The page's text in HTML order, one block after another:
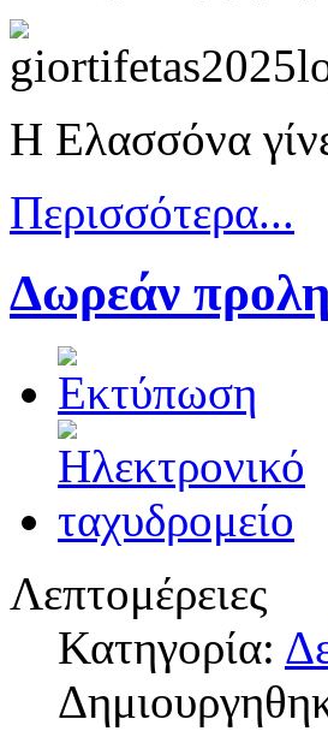
Η Ελασσόνα
Περισσότερα...
Δωρεάν
Λεπτομέρειες
Κατηγορία: